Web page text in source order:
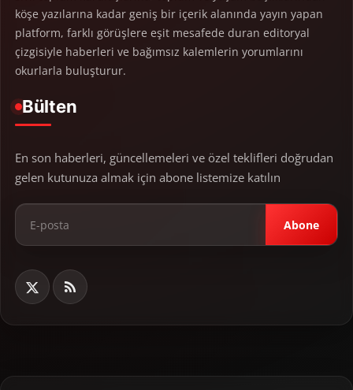
köşe yazılarına kadar geniş bir içerik alanında yayın yapan
platform, farklı görüşlere eşit mesafede duran editoryal
çizgisiyle haberleri ve bağımsız kalemlerin yorumlarını
okurlarla buluşturur.
Bülten
En son haberleri, güncellemeleri ve özel teklifleri doğrudan
gelen kutunuza almak için abone listemize katılın
Abone